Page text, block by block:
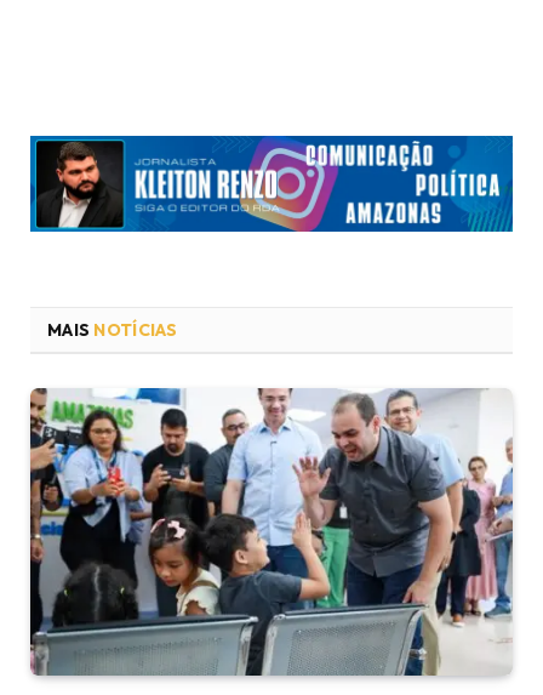
MAIS NOTÍCIAS